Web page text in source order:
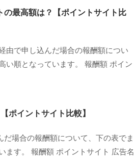
最高額は？【ポイントサイト比
由で申し込んだ場合の報酬額につい
い順となっています。 報酬額 ポイン
ポイントサイト比較】
場合の報酬額について、下の表でま
ます。 報酬額 ポイントサイト 広告名